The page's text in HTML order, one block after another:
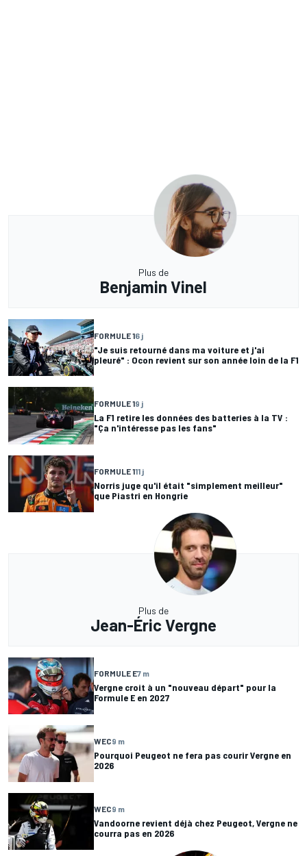
Plus de
Benjamin Vinel
FORMULE 16 j
"Je suis retourné dans ma voiture et j'ai
pleuré" : Ocon revient sur son année loin de la F1
FORMULE 19 j
La F1 retire les données des batteries à la TV :
"Ça n'intéresse pas les fans"
FORMULE 111 j
Norris juge qu'il était "simplement meilleur"
que Piastri en Hongrie
Plus de
Jean-Éric Vergne
FORMULE E7 m
Vergne croit à un "nouveau départ" pour la
Formule E en 2027
WEC9 m
Pourquoi Peugeot ne fera pas courir Vergne en
2026
WEC9 m
Vandoorne revient déjà chez Peugeot, Vergne ne
courra pas en 2026